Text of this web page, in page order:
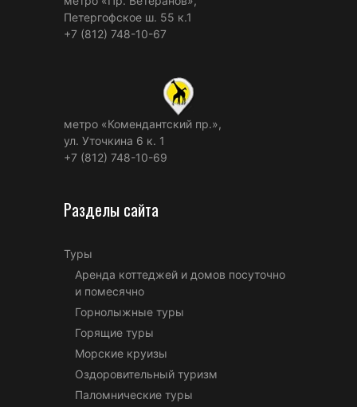
Петергофское ш. 55 к.1
+7 (812) 748-10-67
метро «Комендантский пр.»,
ул. Уточкина 6 к. 1
+7 (812) 748-10-69
Разделы сайта
Туры
Аренда коттеджей и домов посуточно
и помесячно
Горнолыжные туры
Горящие туры
Морские круизы
Оздоровительный туризм
Паломнические туры